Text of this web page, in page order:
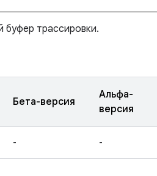
буфер трассировки.
Бета-версия
Альфа-
версия
- -